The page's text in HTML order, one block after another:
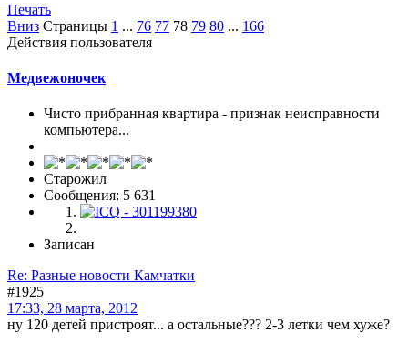
Печать
Вниз Страницы 1 ... 76 77 78 79 80 ... 166
Действия пользователя
Медвежоночек
Чисто прибранная квартира - признак неисправности
компьютера...
Старожил
Сообщения: 5 631
Записан
Re: Разные новости Камчатки
#1925
17:33, 28 марта, 2012
ну 120 детей пристроят... а остальные??? 2-3 летки чем хуже?